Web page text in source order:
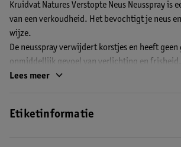
Kruidvat Natures Verstopte Neus Neusspray is
van een verkoudheid. Het bevochtigt je neus
wijze.
De neusspray verwijdert korstjes en heeft
onmiddellijk gevoel van verlichting en frisheid.
EAN code:8720674217222
Lees meer
Etiketinformatie